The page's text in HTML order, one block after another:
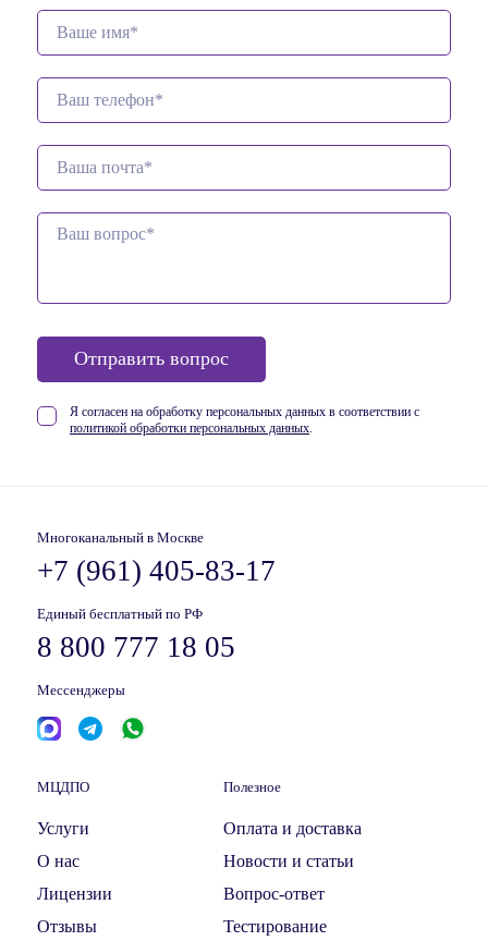
Отправить вопрос
Я согласен на обработку персональных данных в соответствии с
политикой обработки персональных данных
Многоканальный в Москве
+7 (961) 405-83-17
Единый бесплатный по РФ
8 800 777 18 05
Мессенджеры
МЦДПО
Услуги
О нас
Лицензии
Отзывы
Полезное
Оплата и доставка
Новости и статьи
Вопрос-ответ
Тестирование